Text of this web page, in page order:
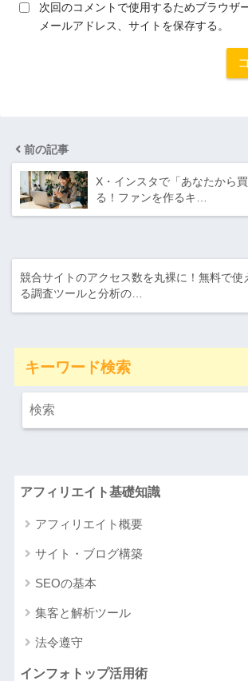
次回のコメントで使用するためブラウザ
メールアドレス、サイトを保存する。
前の記事
X・インスタで「あなたから
る！ファンを作るキ…
競合サイトのアクセス数を丸裸に！無料で使
る調査ツールと分析の…
キーワード検索
アフィリエイト基礎知識
アフィリエイト概要
サイト・ブログ構築
SEOの基本
集客と解析ツール
法令遵守
インフォトップ活用術